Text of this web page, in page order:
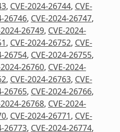
, CVE-2024-26744, CVE-
26746, CVE-2024-26747,
2024-26749, CVE-2024-
, CVE-2024-26752, CVE-
26754, CVE-2024-26755,
2024-26760, CVE-2024-
, CVE-2024-26763, CVE-
26765, CVE-2024-26766,
2024-26768, CVE-2024-
, CVE-2024-26771, CVE-
26773, CVE-2024-26774,